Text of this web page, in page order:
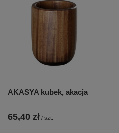
AKASYA kubek, akacja
65,40 zł / szt.